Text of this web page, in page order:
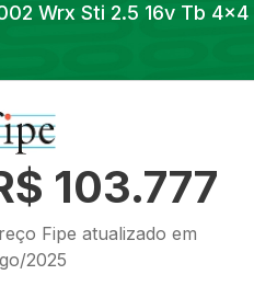
Wrx Sti 2.5 16v Tb 4x4
103.777
Fipe atualizado em
2025